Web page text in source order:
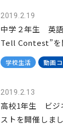
このサイト
2019.2.19
中学２年生 英
Tell Contest”を
学校生活 動画
2019.2.13
高校1年生 ビジ
ストを開催しま